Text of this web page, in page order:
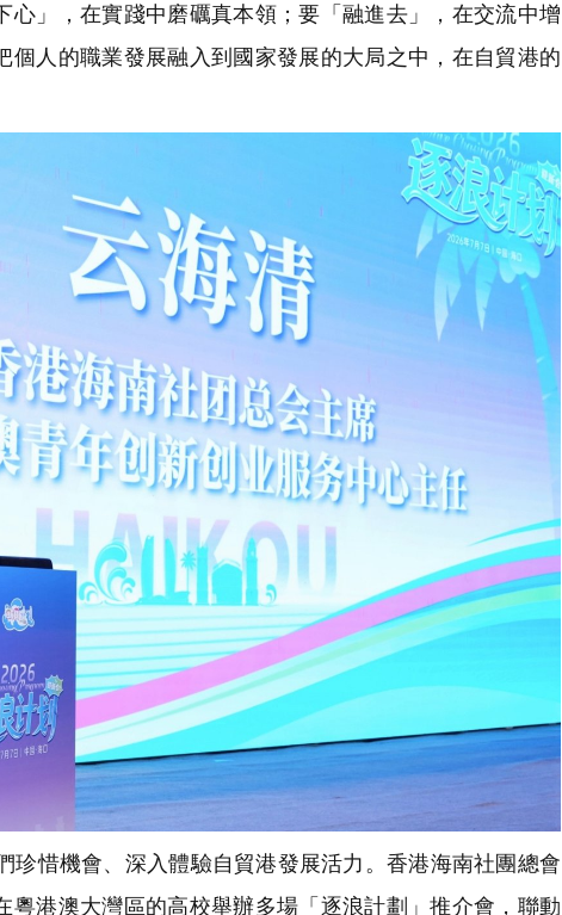
」，在實踐中磨礪真本領；要「融進去」，在交流中增
人的職業發展融入到國家發展的大局之中，在自貿港的
惜機會、深入體驗自貿港發展活力。香港海南社團總會
港澳大灣區的高校舉辦多場「逐浪計劃」推介會，聯動